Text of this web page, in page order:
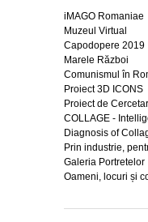
iMAGO Romaniae
Muzeul Virtual
Capodopere 2019
Marele Război
Comunismul în
Proiect 3D ICONS
Proiect de
COLLAGE -
Diagnosis of
Prin industrie,
Galeria Portretelor
Oameni, locuri și